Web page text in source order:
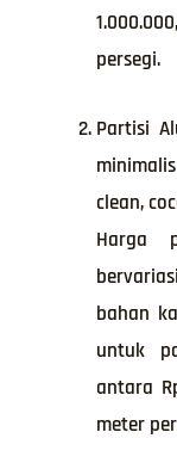
persegi.
Partisi
clean,
Harga
bahan
untuk
antara
meter